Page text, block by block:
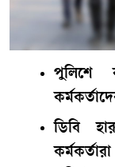
পুলিশে
ডিবি